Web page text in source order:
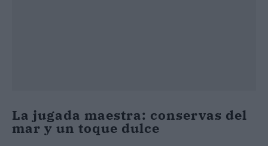
La jugada maestra: conservas del
mar y un toque dulce